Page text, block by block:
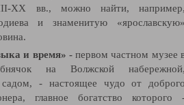
XX вв., можно найти,
и знаменитую
и время» -первом частном музее
на Волжской
- настоящее чудо от
главное богатство которого